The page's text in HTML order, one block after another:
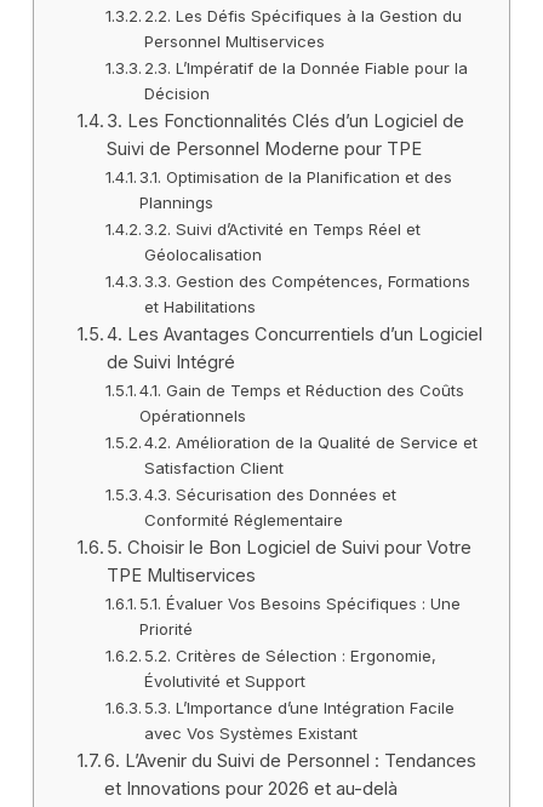
2.2. Les Défis Spécifiques à la Gestion du
Personnel Multiservices
2.3. L’Impératif de la Donnée Fiable pour la
Décision
3. Les Fonctionnalités Clés d’un Logiciel de
Suivi de Personnel Moderne pour TPE
3.1. Optimisation de la Planification et des
Plannings
3.2. Suivi d’Activité en Temps Réel et
Géolocalisation
3.3. Gestion des Compétences, Formations
et Habilitations
4. Les Avantages Concurrentiels d’un Logiciel
de Suivi Intégré
4.1. Gain de Temps et Réduction des Coûts
Opérationnels
4.2. Amélioration de la Qualité de Service et
Satisfaction Client
4.3. Sécurisation des Données et
Conformité Réglementaire
5. Choisir le Bon Logiciel de Suivi pour Votre
TPE Multiservices
5.1. Évaluer Vos Besoins Spécifiques : Une
Priorité
5.2. Critères de Sélection : Ergonomie,
Évolutivité et Support
5.3. L’Importance d’une Intégration Facile
avec Vos Systèmes Existant
6. L’Avenir du Suivi de Personnel : Tendances
et Innovations pour 2026 et au-delà